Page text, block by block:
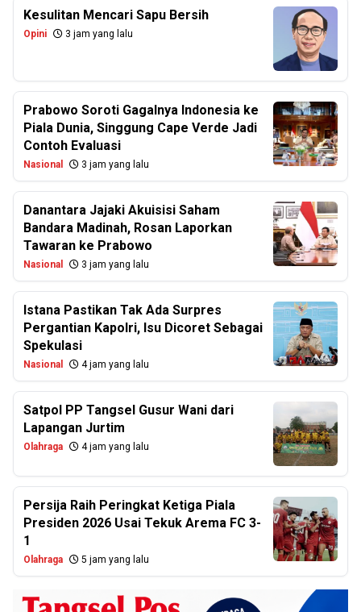
Kesulitan Mencari Sapu Bersih
Opini 3 jam yang lalu
Prabowo Soroti Gagalnya Indonesia ke
Piala Dunia, Singgung Cape Verde Jadi
Contoh Evaluasi
Nasional 3 jam yang lalu
Danantara Jajaki Akuisisi Saham
Bandara Madinah, Rosan Laporkan
Tawaran ke Prabowo
Nasional 3 jam yang lalu
Istana Pastikan Tak Ada Surpres
Pergantian Kapolri, Isu Dicoret Sebagai
Spekulasi
Nasional 4 jam yang lalu
Satpol PP Tangsel Gusur Wani dari
Lapangan Jurtim
Olahraga 4 jam yang lalu
Persija Raih Peringkat Ketiga Piala
Presiden 2026 Usai Tekuk Arema FC 3-
1
Olahraga 5 jam yang lalu